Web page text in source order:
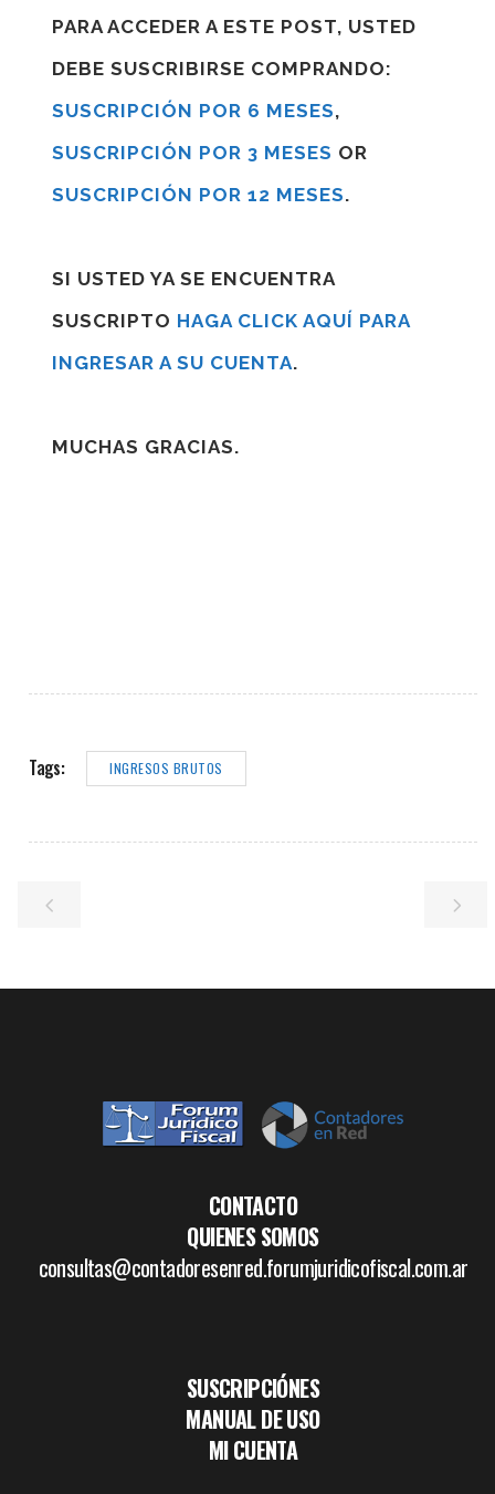
PARA ACCEDER A ESTE POST, USTED
DEBE SUSCRIBIRSE COMPRANDO:
SUSCRIPCIÓN POR 6 MESES,
SUSCRIPCIÓN POR 3 MESES OR
SUSCRIPCIÓN POR 12 MESES.
SI USTED YA SE ENCUENTRA
SUSCRIPTO HAGA CLICK AQUÍ PARA
INGRESAR A SU CUENTA.
MUCHAS GRACIAS.
Tags: INGRESOS BRUTOS
CONTACTO
QUIENES SOMOS
consultas@contadoresenred.forumjuridicofiscal.com.ar
SUSCRIPCIÓNES
MANUAL DE USO
MI CUENTA